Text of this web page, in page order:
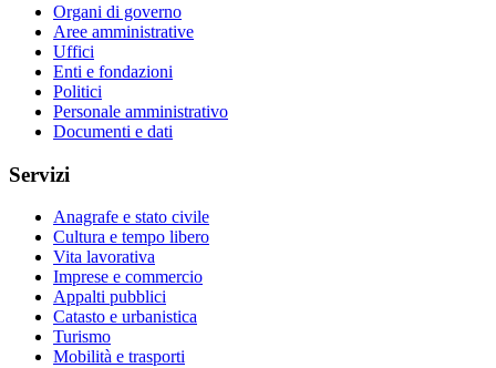
Organi di governo
Aree amministrative
Uffici
Enti e fondazioni
Politici
Personale amministrativo
Documenti e dati
Servizi
Anagrafe e stato civile
Cultura e tempo libero
Vita lavorativa
Imprese e commercio
Appalti pubblici
Catasto e urbanistica
Turismo
Mobilità e trasporti